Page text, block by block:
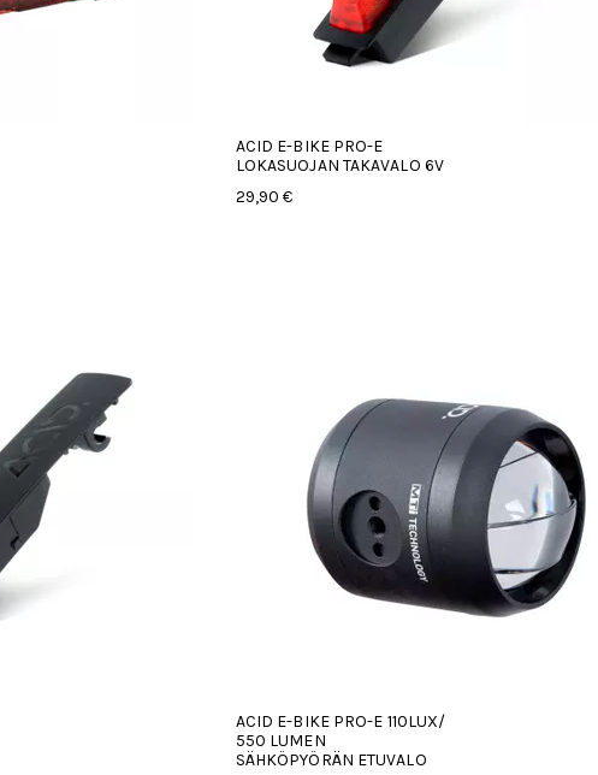
ACID E-BIKE PRO-E
LOKASUOJAN TAKAVALO 6V
29,90 €
ACID E-BIKE PRO-E 110LUX/
550 LUMEN
SÄHKÖPYÖRÄN ETUVALO